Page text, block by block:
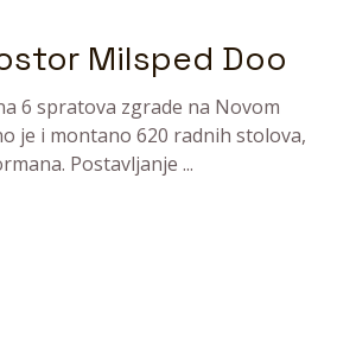
Milsped Doo
6 spratova zgrade na Novom
je i montano 620 radnih stolova,
Postavljanje ...